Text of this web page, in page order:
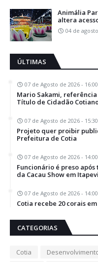
Animália
altera
04 de
ÚLTIMAS
07 de Agosto de 2026 - 16:00
Mario Sakami,
Título de Cidadão
07 de Agosto de 2026 - 15:30
Projeto quer proibir
Prefeitura de Cotia
07 de Agosto de 2026 - 14:00
Funcionário é preso
da Cacau Show em Itapevi
07 de Agosto de 2026 - 14:00
Cotia recebe 20 corais
CATEGORIAS
Cotia